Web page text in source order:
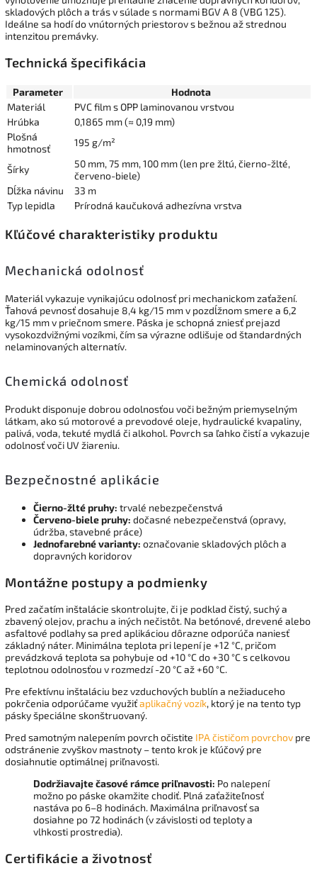
skladových plôch a trás v súlade s normami BGV A 8 (VBG 125).
Ideálne sa hodí do vnútorných priestorov s bežnou až strednou
intenzitou premávky.
Technická špecifikácia
Parameter
Hodnota
Materiál
PVC film s OPP laminovanou vrstvou
Hrúbka
0,1865 mm (≈ 0,19 mm)
Plošná
hmotnosť
195 g/m²
Šírky
50 mm, 75 mm, 100 mm (len pre žltú, čierno-žlté,
červeno-biele)
Dĺžka návinu
33 m
Typ lepidla
Prírodná kaučuková adhezívna vrstva
Kľúčové charakteristiky produktu
Mechanická odolnosť
Materiál vykazuje vynikajúcu odolnosť pri mechanickom zaťažení.
Ťahová pevnosť dosahuje 8,4 kg/15 mm v pozdĺžnom smere a 6,2
kg/15 mm v priečnom smere. Páska je schopná zniesť prejazd
vysokozdvižnými vozíkmi, čím sa výrazne odlišuje od štandardných
nelaminovaných alternatív.
Chemická odolnosť
Produkt disponuje dobrou odolnosťou voči bežným priemyselným
látkam, ako sú motorové a prevodové oleje, hydraulické kvapaliny,
palivá, voda, tekuté mydlá či alkohol. Povrch sa ľahko čistí a vykazuje
odolnosť voči UV žiareniu.
Bezpečnostné aplikácie
Čierno-žlté pruhy: trvalé nebezpečenstvá
Červeno-biele pruhy: dočasné nebezpečenstvá (opravy,
údržba, stavebné práce)
Jednofarebné varianty: označovanie skladových plôch a
dopravných koridorov
Montážne postupy a podmienky
Pred začatím inštalácie skontrolujte, či je podklad čistý, suchý a
zbavený olejov, prachu a iných nečistôt. Na betónové, drevené alebo
asfaltové podlahy sa pred aplikáciou dôrazne odporúča naniesť
základný náter. Minimálna teplota pri lepení je +12 °C, pričom
prevádzková teplota sa pohybuje od +10 °C do +30 °C s celkovou
teplotnou odolnosťou v rozmedzí -20 °C až +60 °C.
Pre efektívnu inštaláciu bez vzduchových bublín a nežiaduceho
pokrčenia odporúčame využiťaplikačný vozík, ktorý je na tento typ
pásky špeciálne skonštruovaný.
Pred samotným nalepením povrch očistite IPA čističom povrchov pre
odstránenie zvyškov mastnoty – tento krok je kľúčový pre
dosiahnutie optimálnej priľnavosti.
Dodržiavajte časové rámce priľnavosti: Po nalepení
možno po páske okamžite chodiť. Plná zaťažiteľnosť
nastáva po 6–8 hodinách. Maximálna priľnavosť sa
dosiahne po 72 hodinách (v závislosti od teploty a
vlhkosti prostredia).
Certifikácie a životnosť